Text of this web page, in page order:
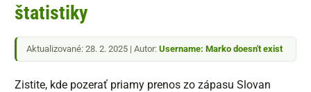
štatistiky
Aktualizované: 28. 2. 2025 | Autor: Username: Marko doesn't exist
Zistite, kde pozerať priamy prenos zo zápasu Slovan